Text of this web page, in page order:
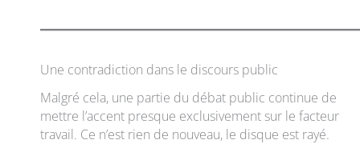
Une contradiction dans le discours public
Malgré cela, une partie du débat public continue de
mettre l’accent presque exclusivement sur le facteur
travail. Ce n’est rien de nouveau, le disque est rayé.